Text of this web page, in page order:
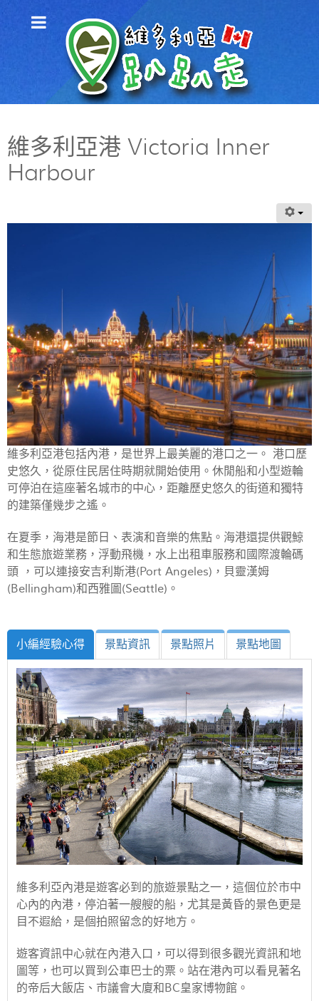
維多利亞港 Victoria Inner
Harbour
維多利亞港包括內港，是世界上最美麗的港口之一。 港口歷
史悠久，從原住民居住時期就開始使用。休閒船和小型遊輪
可停泊在這座著名城市的中心，距離歷史悠久的街道和獨特
的建築僅幾步之遙。
在夏季，海港是節日、表演和音樂的焦點。海港還提供觀鯨
和生態旅遊業務，浮動飛機，水上出租車服務和國際渡輪碼
頭 ，可以連接安吉利斯港(Port Angeles)，貝靈漢姆
(Bellingham)和西雅圖(Seattle)。
小編經驗心得 景點資訊 景點照片 景點地圖
維多利亞內港是遊客必到的旅遊景點之一，這個位於市中
心內的內港，停泊著一艘艘的船，尤其是黃昏的景色更是
目不遐給，是個拍照留念的好地方。
遊客資訊中心就在內港入口，可以得到很多觀光資訊和地
圖等，也可以買到公車巴士的票。站在港內可以看見著名
的帝后大飯店、市議會大廈和BC皇家博物館。